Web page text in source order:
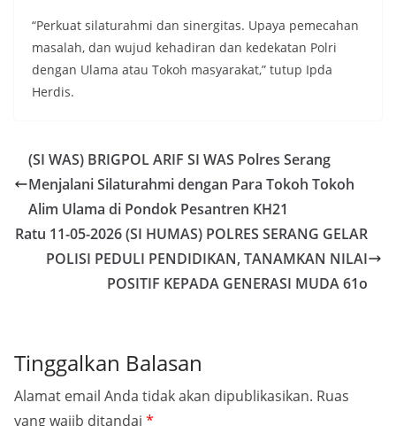
“Perkuat silaturahmi dan sinergitas. Upaya pemecahan
masalah, dan wujud kehadiran dan kedekatan Polri
dengan Ulama atau Tokoh masyarakat,” tutup Ipda
Herdis.
(SI WAS) BRIGPOL ARIF SI WAS Polres Serang
Menjalani Silaturahmi dengan Para Tokoh Tokoh
Alim Ulama di Pondok Pesantren KH21
Ratu 11-05-2026 (SI HUMAS) POLRES SERANG GELAR
POLISI PEDULI PENDIDIKAN, TANAMKAN NILAI
POSITIF KEPADA GENERASI MUDA 61o
Tinggalkan Balasan
Alamat email Anda tidak akan dipublikasikan. Ruas
yang wajib ditandai *